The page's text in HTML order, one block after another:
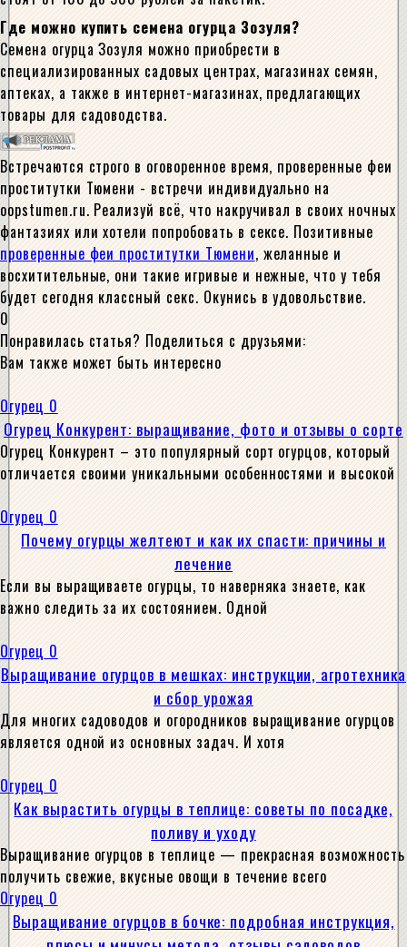
Где можно купить семена огурца Зозуля?
Семена огурца Зозуля можно приобрести в
специализированных садовых центрах, магазинах семян,
аптеках, а также в интернет-магазинах, предлагающих
товары для садоводства.
Встречаются строго в оговоренное время, проверенные феи
проститутки Тюмени - встречи индивидуально на
oopstumen.ru. Реализуй всё, что накручивал в своих ночных
фантазиях или хотели попробовать в сексе. Позитивные
проверенные феи проститутки Тюмени, желанные и
восхитительные, они такие игривые и нежные, что у тебя
будет сегодня классный секс. Окунись в удовольствие.
0
Понравилась статья? Поделиться с друзьями:
Вам также может быть интересно
Огурец 0
Огурец Конкурент: выращивание, фото и отзывы о сорте
Огурец Конкурент – это популярный сорт огурцов, который
отличается своими уникальными особенностями и высокой
Огурец 0
Почему огурцы желтеют и как их спасти: причины и
лечение
Если вы выращиваете огурцы, то наверняка знаете, как
важно следить за их состоянием. Одной
Огурец 0
Выращивание огурцов в мешках: инструкции, агротехника
и сбор урожая
Для многих садоводов и огородников выращивание огурцов
является одной из основных задач. И хотя
Огурец 0
Как вырастить огурцы в теплице: советы по посадке,
поливу и уходу
Выращивание огурцов в теплице — прекрасная возможность
получить свежие, вкусные овощи в течение всего
Огурец 0
Выращивание огурцов в бочке: подробная инструкция,